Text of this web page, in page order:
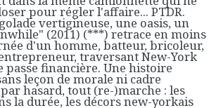
pour régler l'affaire... PTDR.
vertigineuse, une oasis, un
(2011) (***) retrace en moins
d'un homme, batteur, bricoleur,
traversant New-York
passe financière. Une histoire
leçon de morale ni cadre
hasard, tout (re-)marche : les
la durée, les décors new-yorkais